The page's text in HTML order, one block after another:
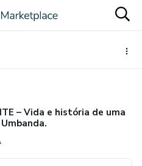
– Vida e história de uma